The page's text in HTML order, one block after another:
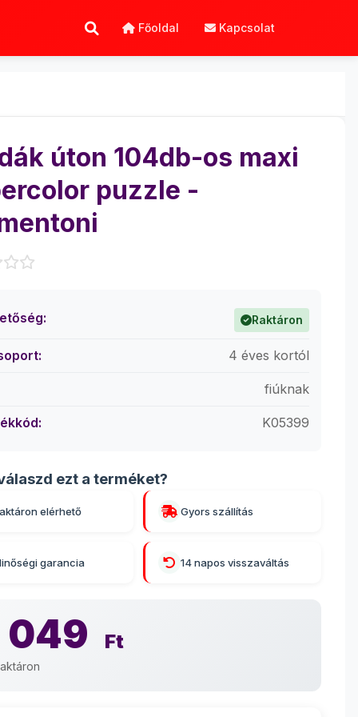
Főoldal Kapcsolat
úton 104db-os maxi
puzzle -
Raktáron
4 éves kortól
fiúknak
K05399
ezt a terméket?
elérhető Gyors szállítás
garancia 14 napos visszaváltás
049 Ft